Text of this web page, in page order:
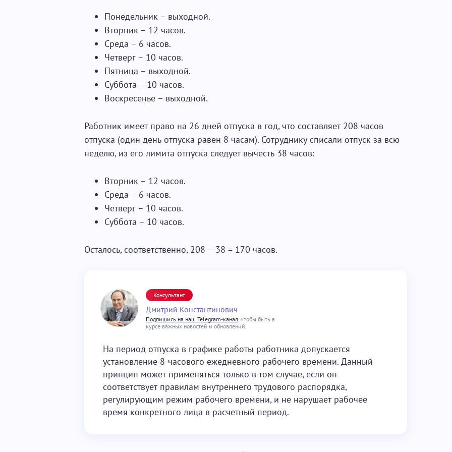
Понедельник – выходной.
Вторник – 12 часов.
Среда – 6 часов.
Четверг – 10 часов.
Пятница – выходной.
Суббота – 10 часов.
Воскресенье – выходной.
Работник имеет право на 26 дней отпуска в год, что составляет 208 часов
отпуска (один день отпуска равен 8 часам). Сотруднику списали отпуск за всю
неделю, из его лимита отпуска следует вычесть 38 часов:
Вторник – 12 часов.
Среда – 6 часов.
Четверг – 10 часов.
Суббота – 10 часов.
Осталось, соответственно, 208 – 38 = 170 часов.
Консультант
Дмитрий Константинович
Подпишись на наш Telegram-канал, чтобы быть в
курсе важных новостей и обновлений.
На период отпуска в графике работы работника допускается
установление 8-часового ежедневного рабочего времени. Данный
принцип может применяться только в том случае, если он
соответствует правилам внутреннего трудового распорядка,
регулирующим режим рабочего времени, и не нарушает рабочее
время конкретного лица в расчетный период.